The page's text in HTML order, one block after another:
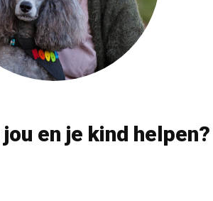
en je kind helpen?